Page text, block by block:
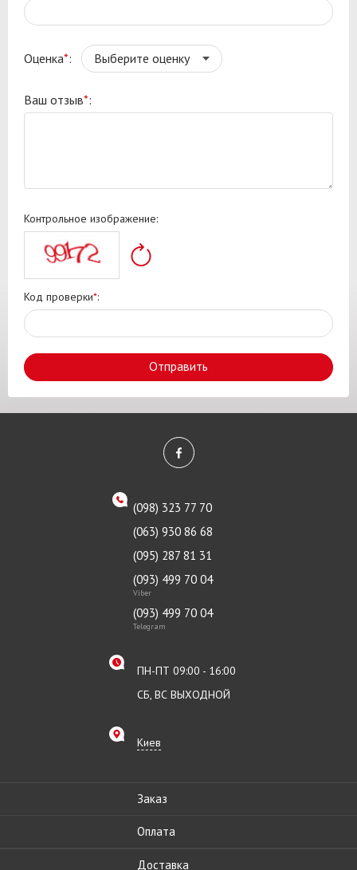
Оценка*:
Ваш отзыв*:
Контрольное изображение:
Код проверки*:
Отправить
(098) 323 77 70
(063) 930 86 68
(095) 287 81 31
(093) 499 70 04
Viber
(093) 499 70 04
Telegram
ПН-ПТ 09:00 - 16:00
СБ, ВС ВЫХОДНОЙ
Киев
Заказ
Оплата
Доставка